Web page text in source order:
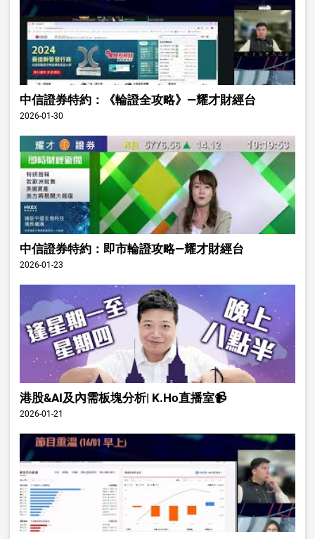
中信證券特約：《輪證全攻略》—耀才財經台
2026-01-30
中信證券特約：即市輪證攻略—耀才財經台
2026-01-23
港股&AI及內需板塊分析| K.Ho直播室📹
2026-01-21